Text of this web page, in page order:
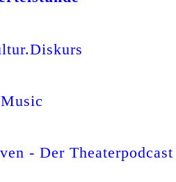
- Der Theaterpodcast